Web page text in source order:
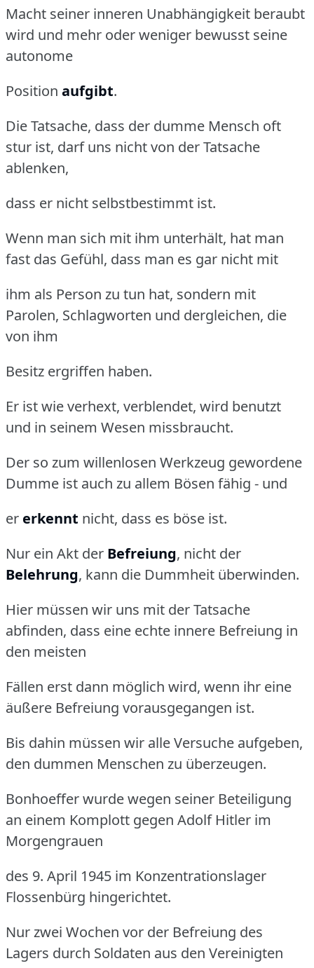
Macht seiner inneren Unabhängigkeit beraubt
wird und mehr oder weniger bewusst seine
autonome
Position aufgibt.
Die Tatsache, dass der dumme Mensch oft
stur ist, darf uns nicht von der Tatsache
ablenken,
dass er nicht selbstbestimmt ist.
Wenn man sich mit ihm unterhält, hat man
fast das Gefühl, dass man es gar nicht mit
ihm als Person zu tun hat, sondern mit
Parolen, Schlagworten und dergleichen, die
von ihm
Besitz ergriffen haben.
Er ist wie verhext, verblendet, wird benutzt
und in seinem Wesen missbraucht.
Der so zum willenlosen Werkzeug gewordene
Dumme ist auch zu allem Bösen fähig - und
er erkennt nicht, dass es böse ist.
Nur ein Akt der Befreiung, nicht der
Belehrung, kann die Dummheit überwinden.
Hier müssen wir uns mit der Tatsache
abfinden, dass eine echte innere Befreiung in
den meisten
Fällen erst dann möglich wird, wenn ihr eine
äußere Befreiung vorausgegangen ist.
Bis dahin müssen wir alle Versuche aufgeben,
den dummen Menschen zu überzeugen.
Bonhoeffer wurde wegen seiner Beteiligung
an einem Komplott gegen Adolf Hitler im
Morgengrauen
des 9. April 1945 im Konzentrationslager
Flossenbürg hingerichtet.
Nur zwei Wochen vor der Befreiung des
Lagers durch Soldaten aus den Vereinigten